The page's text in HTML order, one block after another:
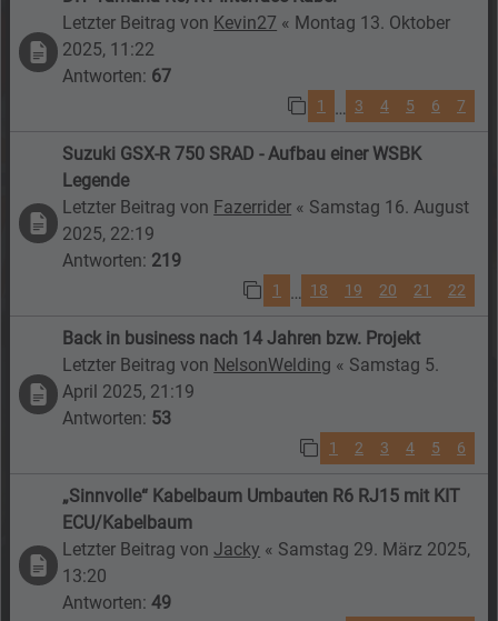
Letzter Beitrag von Kevin27 « Montag 13. Oktober
2025, 11:22
Antworten: 67
1 … 3 4 5 6 7
Suzuki GSX-R 750 SRAD - Aufbau einer WSBK
Legende
Letzter Beitrag von Fazerrider « Samstag 16. August
2025, 22:19
Antworten: 219
1 … 18 19 20 21 22
Back in business nach 14 Jahren bzw. Projekt
Letzter Beitrag von NelsonWelding « Samstag 5.
April 2025, 21:19
Antworten: 53
1 2 3 4 5 6
„Sinnvolle“ Kabelbaum Umbauten R6 RJ15 mit KIT
ECU/Kabelbaum
Letzter Beitrag vonJacky « Samstag 29. März 2025,
13:20
Antworten:49